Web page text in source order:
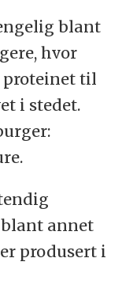
blant
hvor
proteinet til
i stedet.
annet
produsert i